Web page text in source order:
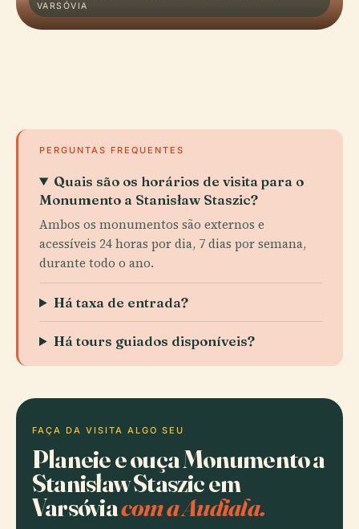
VARSÓVIA
PERGUNTAS FREQUENTES
Quais são os horários de visita para o
Monumento a Stanisław Staszic?
Ambos os monumentos são externos e
acessíveis 24 horas por dia, 7 dias por semana,
durante todo o ano.
Há taxa de entrada?
Há tours guiados disponíveis?
FAÇA DA VISITA ALGO SEU
Planeie e ouça Monumento a
Stanisław Staszic em
Varsóviacom a Audiala.